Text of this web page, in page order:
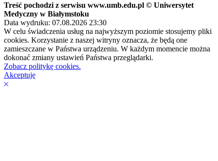
Treść pochodzi z serwisu www.umb.edu.pl © Uniwersytet
Medyczny w Białymstoku
Data wydruku: 07.08.2026 23:30
W celu świadczenia usług na najwyższym poziomie stosujemy pliki
cookies. Korzystanie z naszej witryny oznacza, że będą one
zamieszczane w Państwa urządzeniu. W każdym momencie można
dokonać zmiany ustawień Państwa przeglądarki.
Zobacz politykę cookies.
Akceptuję